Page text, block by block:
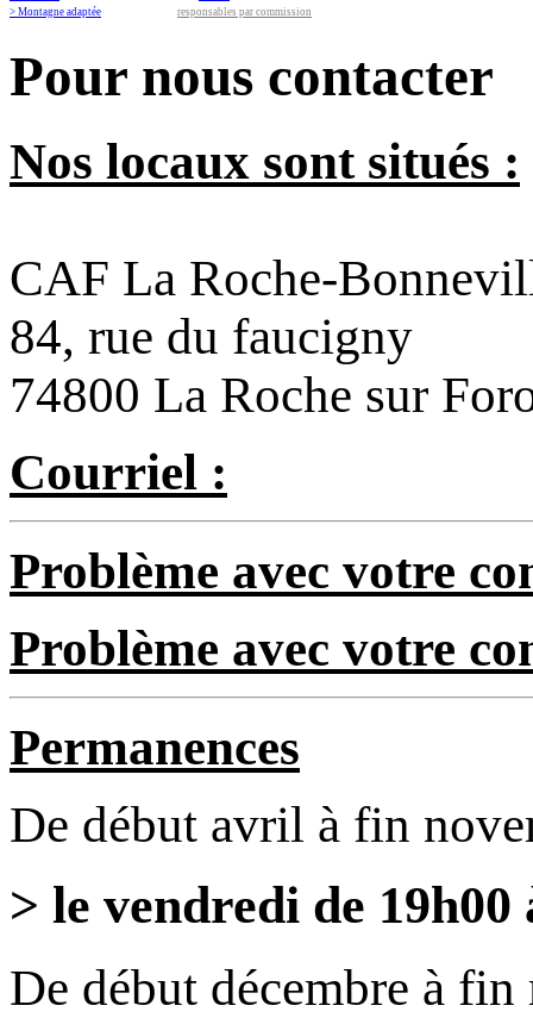
> Montagne adaptée
responsables par commission
Pour nous contacter
Nos locaux sont situés :
CAF La Roche-
84, rue du faucigny
74800 La Roche sur
Courriel :
Problème avec votre
Problème avec votre
Permanences
De début avril à fin
> le vendredi de 19h00
De début décembre à fin